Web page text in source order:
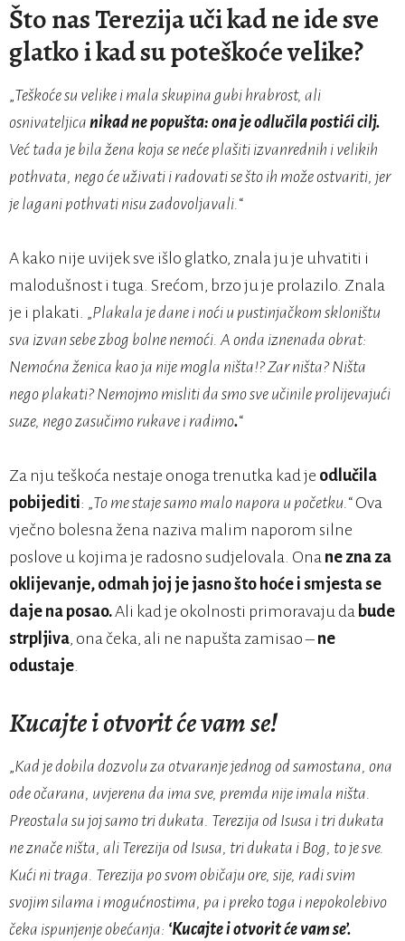
Što nas Terezija uči kad ne ide sve
glatko i kad su poteškoće velike?
„Teškoće su velike i mala skupina gubi hrabrost, ali
osnivateljica nikad ne popušta: ona je odlučila postići cilj.
Već tada je bila žena koja se neće plašiti izvanrednih i velikih
pothvata, nego će uživati i radovati se što ih može ostvariti, jer
je lagani pothvati nisu zadovoljavali.“
A kako nije uvijek sve išlo glatko, znala ju je uhvatiti i
malodušnost i tuga. Srećom, brzo ju je prolazilo. Znala
je i plakati. „Plakala je dane i noći u pustinjačkom skloništu
sva izvan sebe zbog bolne nemoći. A onda iznenada obrat:
Nemoćna ženica kao ja nije mogla ništa!? Zar ništa? Ništa
nego plakati? Nemojmo misliti da smo sve učinile prolijevajući
suze, nego zasučimo rukave i radimo.“
Za nju teškoća nestaje onoga trenutka kad je odlučila
pobijediti: „To me staje samo malo napora u početku.“ Ova
vječno bolesna žena naziva malim naporom silne
poslove u kojima je radosno sudjelovala. Ona ne zna za
oklijevanje, odmah joj je jasno što hoće i smjesta se
daje na posao.Ali kad je okolnosti primoravaju da bude
strpljiva, ona čeka, ali ne napušta zamisao – ne
odustaje.
Kucajte i otvorit će vam se!
„Kad je dobila dozvolu za otvaranje jednog od samostana, ona
ode očarana, uvjerena da ima sve, premda nije imala ništa.
Preostala su joj samo tri dukata. Terezija od Isusa i tri dukata
ne znače ništa, ali Terezija od Isusa, tri dukata i Bog, to je sve.
Kući ni traga. Terezija po svom običaju ore, sije, radi svim
svojim silama i mogućnostima, pa i preko toga i nepokolebivo
čeka ispunjenje obećanja: ‘Kucajte i otvorit će vam se’.